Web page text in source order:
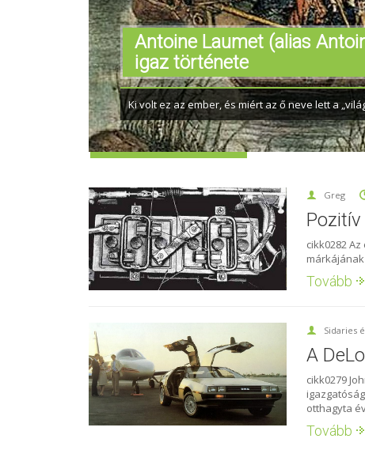
Antoine Laumet (alias
igaz története
Ki volt ez az ember, és miért az ő neve lett a
Greg
cikk0282
Tovább
Sidaries
A
cikk0279
otthagyta
Tovább